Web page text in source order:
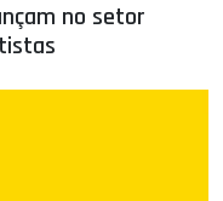
no setor